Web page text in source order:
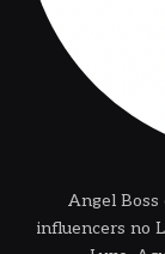
Angel Boss
influencers no